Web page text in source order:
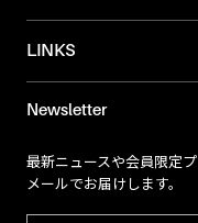
LINKS
Newsletter
最新ニュースや会員限定
メールでお届けします。